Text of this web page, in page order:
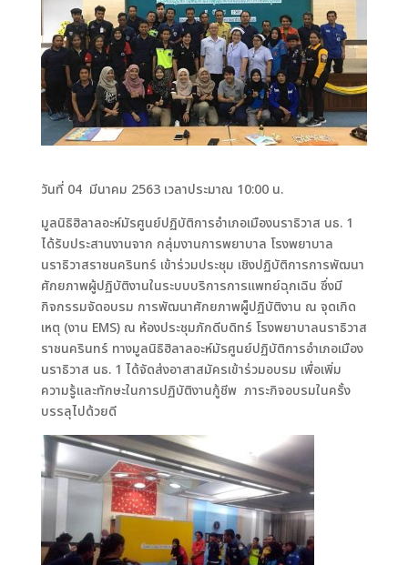
วันที่ 04 มีนาคม 2563 เวลาประมาณ 10:00 น.
มูลนิธิฮิลาลอะห์มัรศูนย์ปฏิบัติการอำเภอเมืองนราธิวาส นธ. 1
ได้รับประสานงานจาก กลุ่มงานการพยาบาล โรงพยาบาล
นราธิวาสราชนครินทร์ เข้าร่วมประชุม เชิงปฏิบัติการการพัฒนา
ศักยภาพผู้ปฏิบัติงานในระบบบริการการแพทย์ฉุกเฉิน ซึ่งมี
กิจกรรมจัดอบรม การพัฒนาศักยภาพผู็ปฏิบัติงาน ณ จุดเกิด
เหตุ (งาน EMS) ณ ห้องประชุมภักดีบดิทร์ โรงพยาบาลนราธิวาส
ราชนครินทร์ ทางมูลนิธิฮิลาลอะห์มัรศูนย์ปฏิบัติการอำเภอเมือง
นราธิวาส นธ. 1 ได้จัดส่งอาสาสมัครเข้าร่วมอบรม เพื่อเพิ่ม
ความรู้และทักษะในการปฏิบัติงานกู้ชีพ ภาระกิจอบรมในครั้ง
บรรลุไปด้วยดี